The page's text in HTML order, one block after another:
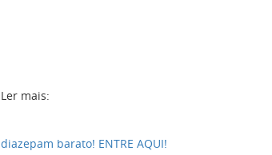
Ler mais:
diazepam barato! ENTRE AQUI!